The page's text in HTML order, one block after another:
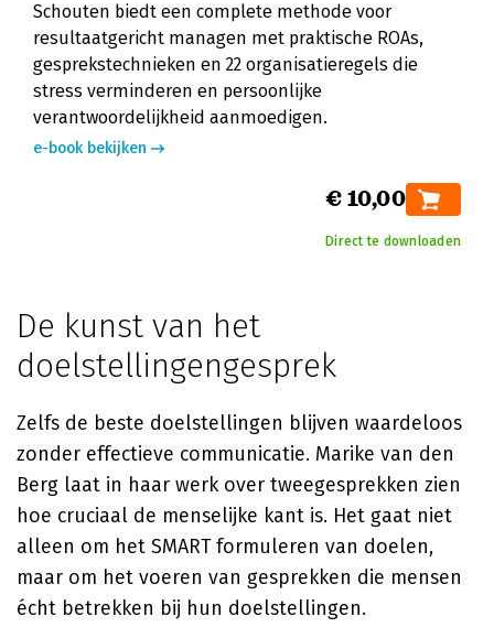
Schouten biedt een complete methode voor
resultaatgericht managen met praktische ROAs,
gesprekstechnieken en 22 organisatieregels die
stress verminderen en persoonlijke
verantwoordelijkheid aanmoedigen.
e-book bekijken
€ 10,00
Direct te downloaden
De kunst van het
doelstellingengesprek
Zelfs de beste doelstellingen blijven waardeloos
zonder effectieve communicatie. Marike van den
Berg laat in haar werk over tweegesprekken zien
hoe cruciaal de menselijke kant is. Het gaat niet
alleen om het SMART formuleren van doelen,
maar om het voeren van gesprekken die mensen
écht betrekken bij hun doelstellingen.